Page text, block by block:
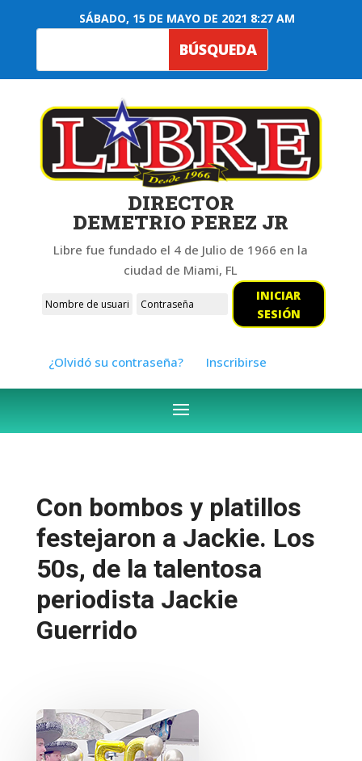
SÁBADO, 15 DE MAYO DE 2021 8:27 AM
DIRECTOR
DEMETRIO PEREZ JR
Libre fue fundado el 4 de Julio de 1966 en la
ciudad de Miami, FL
INICIAR
SESIÓN
¿Olvidó su contraseña? Inscribirse
Con bombos y platillos
festejaron a Jackie. Los
50s, de la talentosa
periodista Jackie
Guerrido